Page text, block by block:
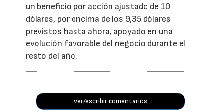
un beneficio por acción ajustado de 10
dólares, por encima de los 9,35 dólares
previstos hasta ahora, apoyado en una
evolución favorable del negocio durante el
resto del año.
ver/escribir comentarios